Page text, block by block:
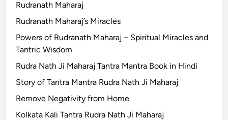
Rudranath Maharaj
Rudranath Maharaj’s Miracles
Powers of Rudranath Maharaj – Spiritual Miracles and
Tantric Wisdom
Rudra Nath Ji Maharaj Tantra Mantra Book in Hindi
Story of Tantra Mantra Rudra Nath Ji Maharaj
Remove Negativity from Home
Kolkata Kali Tantra Rudra Nath Ji Maharaj